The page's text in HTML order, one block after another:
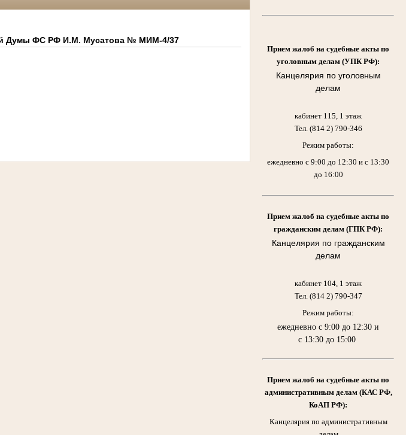
Прием жалоб на судебные акты по
уголовным делам (УПК РФ):
Канцелярия по уголовным
делам
кабинет 115, 1 этаж
Тел. (814 2) 790-346
Режим работы:
ежедневно с 9:00 до 12:30 и с 13:30
до 16:00
Прием жалоб на судебные акты по
гражданским делам (ГПК РФ):
Канцелярия по гражданским
делам
кабинет 104, 1 этаж
Тел. (814 2) 790-347
Режим работы:
ежедневно с 9:00 до 12:30 и
с 13:30 до 15:00
Прием жалоб на судебные акты по
административным делам (КАС РФ,
КоАП РФ):
Канцелярия по административным
Думы ФС РФ И.М. Мусатова № МИМ-4/37